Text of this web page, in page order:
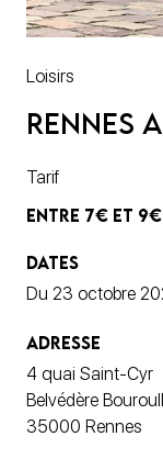
Loisirs
Rennes
Tarif
ENTRE 7€ ET 9€
DATES
Du 23 octobre
ADRESSE
4 quai Saint-Cyr
Belvédère
35000 Rennes